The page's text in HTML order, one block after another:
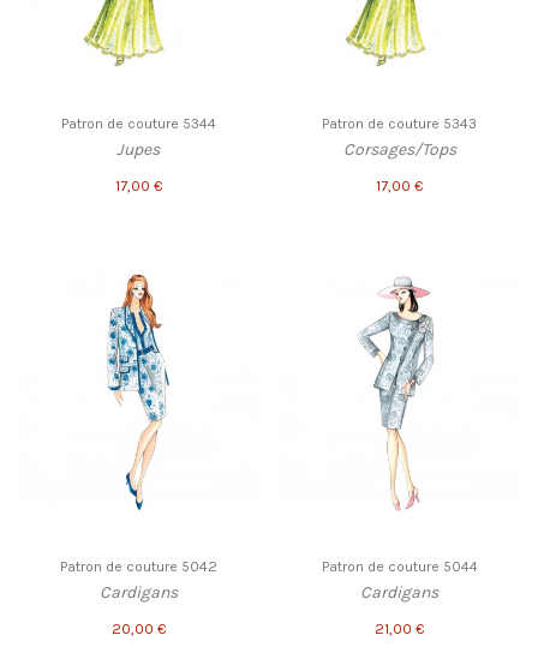
Patron de couture 5344
Jupes
17,00 €
Patron de couture 5343
Corsages/Tops
17,00 €
Patron de couture 5042
Cardigans
20,00 €
Patron de couture 5044
Cardigans
21,00 €